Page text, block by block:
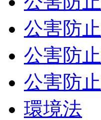
公害防
公害防
公害防
環境法